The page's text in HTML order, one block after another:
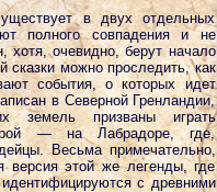
в двух отдельных
полного совпадения и не
хотя, очевидно, берут начало
сказки можно проследить, как
события, о которых идет
в Северной Гренландии,
земель призваны играть
— на Лабрадоре, где,
Весьма примечательно,
версия этой же легенды, где
с древними